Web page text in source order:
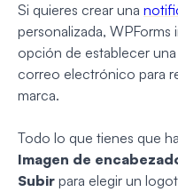
Si quieres crear una
personalizada, WPForms
opción de establecer
correo electrónico para
marca.
Todo lo que tienes que
Imagen de
Subir para elegir un